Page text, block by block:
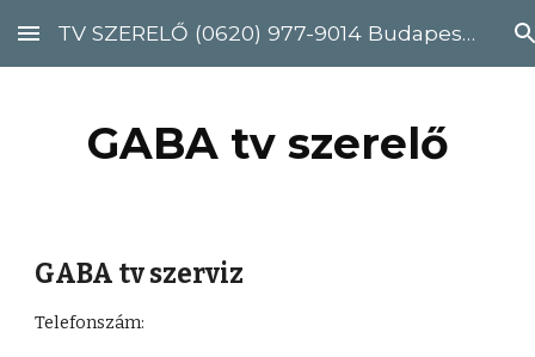
Skip to main content Skip to navigation
TV SZERELŐ (0620) 977-9014 Budapest, Pest megye
GABA tv szerelő
GABA tv szerviz
Telefonszám: